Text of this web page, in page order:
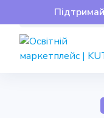
to
content